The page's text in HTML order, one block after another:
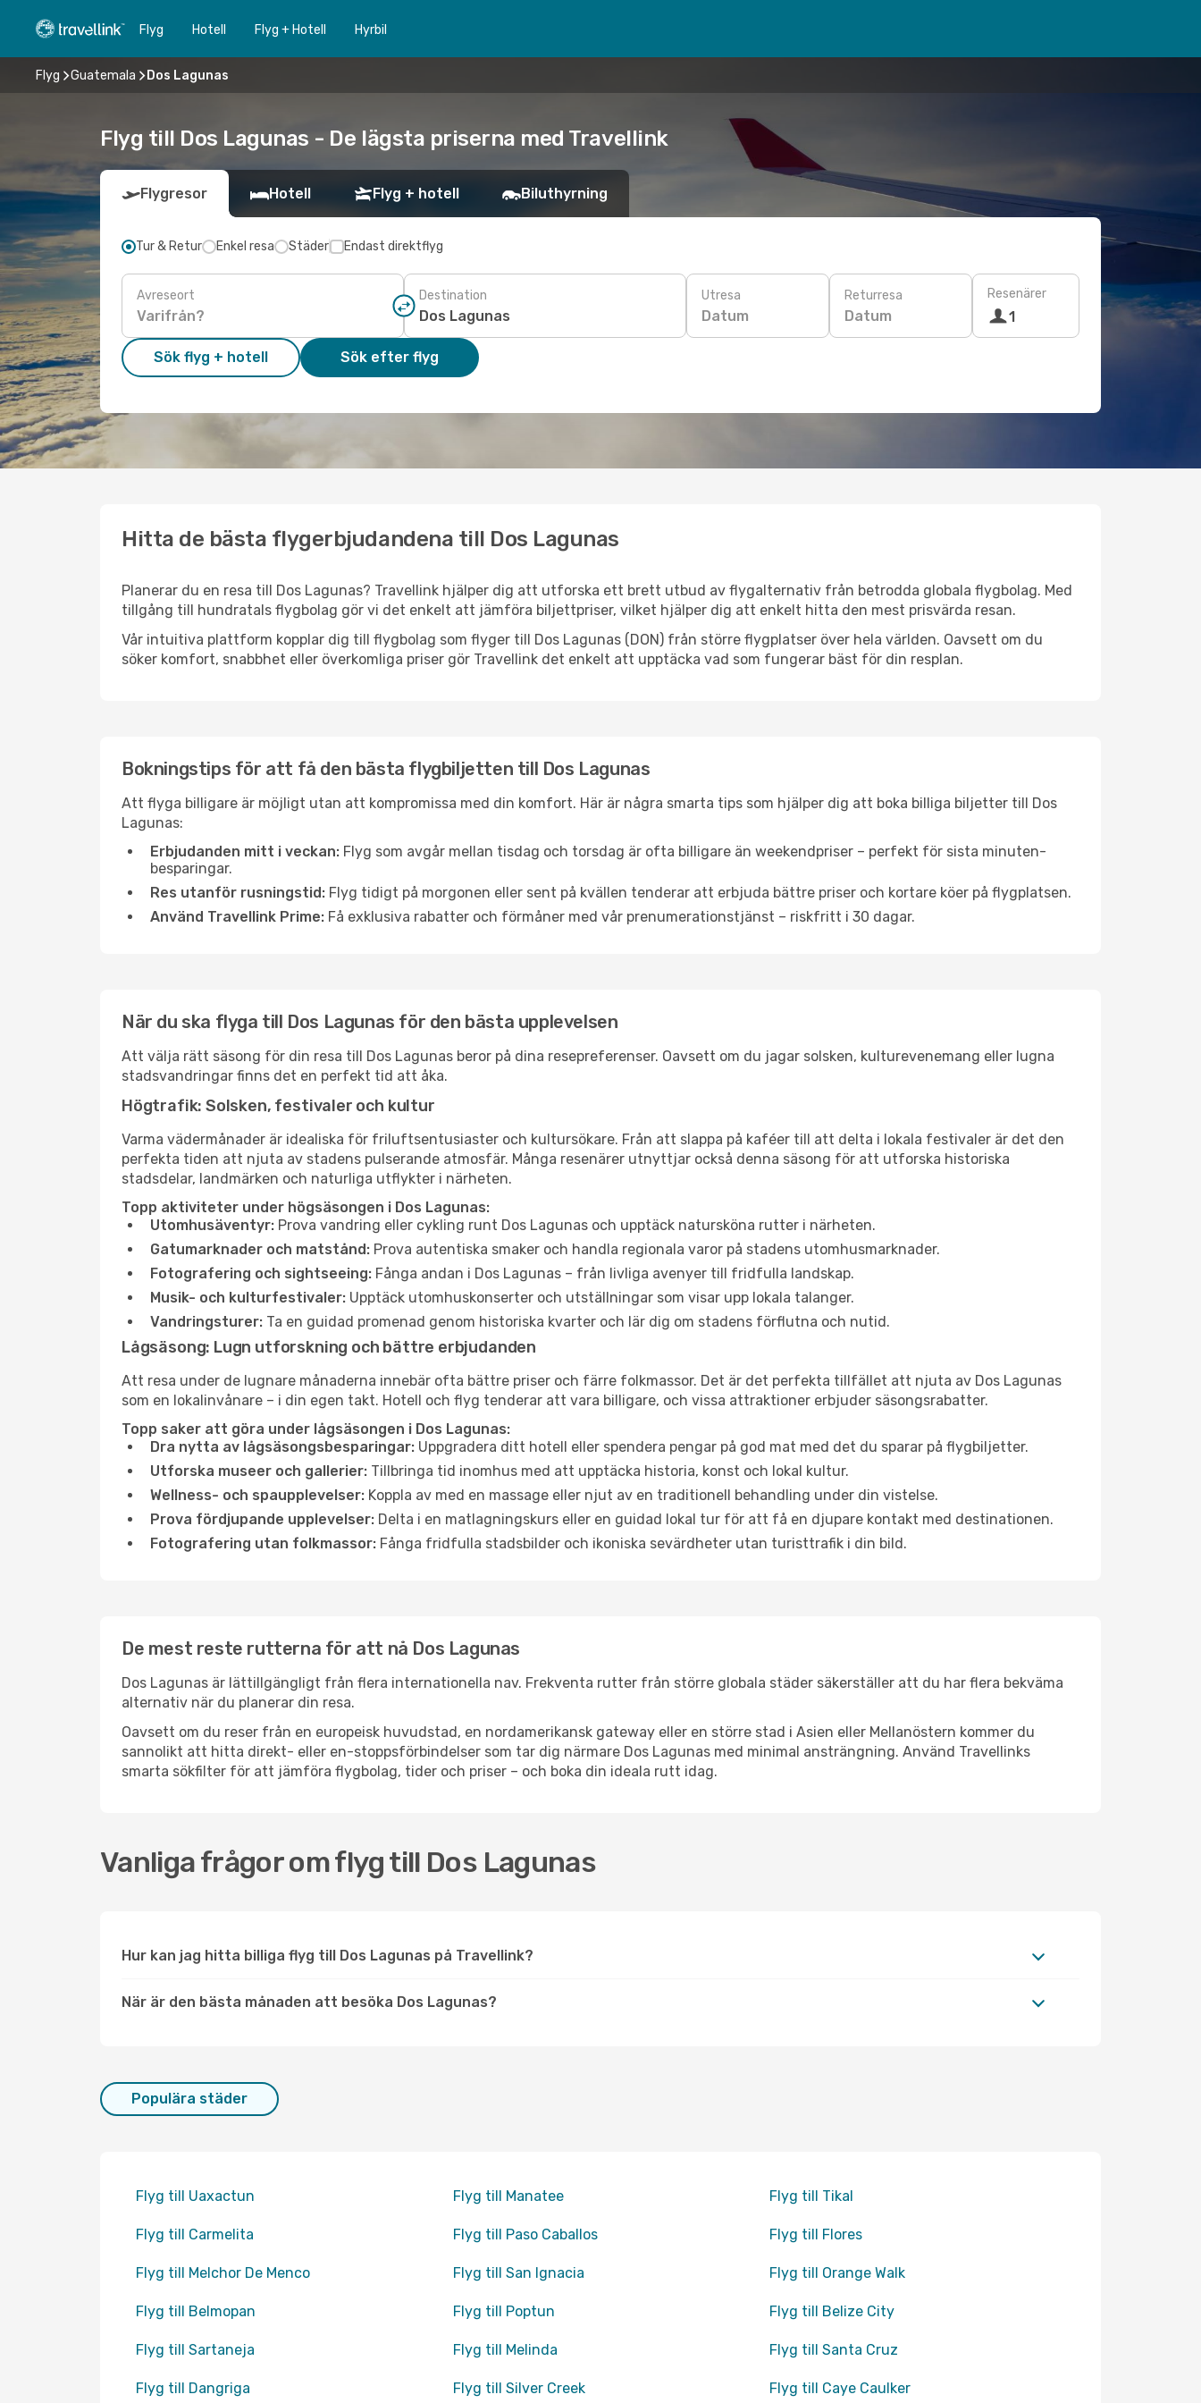
Flyg Hotell Flyg + Hotell Hyrbil
Flyg Guatemala Dos Lagunas
Flyg till Dos Lagunas - De lägsta priserna med Travellink
Flygresor Hotell Flyg + hotell Biluthyrning
Tur & Retur Enkel resa Städer Endast direktflyg
Avreseort Destination Utresa
Datum
Returresa
Datum
Resenärer
1
Sök flyg + hotell Sök efter flyg
Hitta de bästa flygerbjudandena till Dos Lagunas
Planerar du en resa till Dos Lagunas? Travellink hjälper dig att utforska ett brett utbud av flygalternativ från betrodda globala flygbolag. Med
tillgång till hundratals flygbolag gör vi det enkelt att jämföra biljettpriser, vilket hjälper dig att enkelt hitta den mest prisvärda resan.
Vår intuitiva plattform kopplar dig till flygbolag som flyger till Dos Lagunas (DON) från större flygplatser över hela världen. Oavsett om du
söker komfort, snabbhet eller överkomliga priser gör Travellink det enkelt att upptäcka vad som fungerar bäst för din resplan.
Bokningstips för att få den bästa flygbiljetten till Dos Lagunas
Att flyga billigare är möjligt utan att kompromissa med din komfort. Här är några smarta tips som hjälper dig att boka billiga biljetter till Dos
Lagunas:
Erbjudanden mitt i veckan: Flyg som avgår mellan tisdag och torsdag är ofta billigare än weekendpriser – perfekt för sista minuten-
besparingar.
Res utanför rusningstid: Flyg tidigt på morgonen eller sent på kvällen tenderar att erbjuda bättre priser och kortare köer på flygplatsen.
Använd Travellink Prime: Få exklusiva rabatter och förmåner med vår prenumerationstjänst – riskfritt i 30 dagar.
När du ska flyga till Dos Lagunas för den bästa upplevelsen
Att välja rätt säsong för din resa till Dos Lagunas beror på dina resepreferenser. Oavsett om du jagar solsken, kulturevenemang eller lugna
stadsvandringar finns det en perfekt tid att åka.
Högtrafik: Solsken, festivaler och kultur
Varma vädermånader är idealiska för friluftsentusiaster och kultursökare. Från att slappa på kaféer till att delta i lokala festivaler är det den
perfekta tiden att njuta av stadens pulserande atmosfär. Många resenärer utnyttjar också denna säsong för att utforska historiska
stadsdelar, landmärken och naturliga utflykter i närheten.
Topp aktiviteter under högsäsongen i Dos Lagunas:
Utomhusäventyr: Prova vandring eller cykling runt Dos Lagunas och upptäck natursköna rutter i närheten.
Gatumarknader och matstånd: Prova autentiska smaker och handla regionala varor på stadens utomhusmarknader.
Fotografering och sightseeing: Fånga andan i Dos Lagunas – från livliga avenyer till fridfulla landskap.
Musik- och kulturfestivaler: Upptäck utomhuskonserter och utställningar som visar upp lokala talanger.
Vandringsturer: Ta en guidad promenad genom historiska kvarter och lär dig om stadens förflutna och nutid.
Lågsäsong: Lugn utforskning och bättre erbjudanden
Att resa under de lugnare månaderna innebär ofta bättre priser och färre folkmassor. Det är det perfekta tillfället att njuta av Dos Lagunas
som en lokalinvånare – i din egen takt. Hotell och flyg tenderar att vara billigare, och vissa attraktioner erbjuder säsongsrabatter.
Topp saker att göra under lågsäsongen i Dos Lagunas:
Dra nytta av lågsäsongsbesparingar: Uppgradera ditt hotell eller spendera pengar på god mat med det du sparar på flygbiljetter.
Utforska museer och gallerier: Tillbringa tid inomhus med att upptäcka historia, konst och lokal kultur.
Wellness- och spaupplevelser: Koppla av med en massage eller njut av en traditionell behandling under din vistelse.
Prova fördjupande upplevelser: Delta i en matlagningskurs eller en guidad lokal tur för att få en djupare kontakt med destinationen.
Fotografering utan folkmassor: Fånga fridfulla stadsbilder och ikoniska sevärdheter utan turisttrafik i din bild.
De mest reste rutterna för att nå Dos Lagunas
Dos Lagunas är lättillgängligt från flera internationella nav. Frekventa rutter från större globala städer säkerställer att du har flera bekväma
alternativ när du planerar din resa.
Oavsett om du reser från en europeisk huvudstad, en nordamerikansk gateway eller en större stad i Asien eller Mellanöstern kommer du
sannolikt att hitta direkt- eller en-stoppsförbindelser som tar dig närmare Dos Lagunas med minimal ansträngning. Använd Travellinks
smarta sökfilter för att jämföra flygbolag, tider och priser – och boka din ideala rutt idag.
Vanliga frågor om flyg till Dos Lagunas
Hur kan jag hitta billiga flyg till Dos Lagunas på Travellink?
När är den bästa månaden att besöka Dos Lagunas?
Populära städer
Flyg till Uaxactun Flyg till Manatee Flyg till Tikal
Flyg till Carmelita Flyg till Paso Caballos Flyg till Flores
Flyg till Melchor De Menco Flyg till San Ignacia Flyg till Orange Walk
Flyg till Belmopan Flyg till Poptun Flyg till Belize City
Flyg till Sartaneja Flyg till Melinda Flyg till Santa Cruz
Flyg till Dangriga Flyg till Silver Creek Flyg till Caye Caulker